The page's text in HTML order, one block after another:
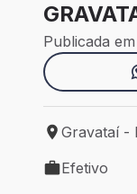
Publicada
Local de
Gravataí -
Tipo de vaga:
Efetivo